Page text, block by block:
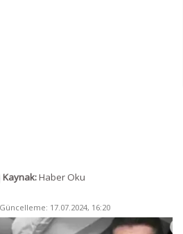
Kaynak:Haber Oku
17.07.2024, 16:20